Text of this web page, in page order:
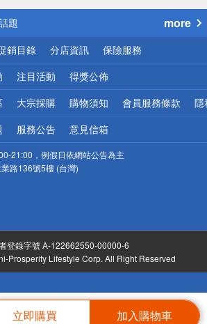
立即購買 加入購物車
告
題
惠
區配送
頁！請小心！
more
銷目錄 分店資訊 保險服務
注目活動 得獎公佈
大宗採購 購物須知 會員服務條款 隱
服務公告 意見信箱
21:00，例假日依網站公告為主
路136號5樓 (台灣)
登錄字號 A-122662550-00000-6
Prosperity Lifestyle Corp. All Right Reserved